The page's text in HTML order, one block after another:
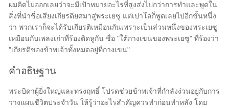
ผมคิดไม่ออกเลยว่าจะมีเป้าหมายอะไรที่สูงส่งไปกว่าการทำและพูดใน
สิ่งที่นำชื่อเสียงเกียรติยศมาสู่พระเยซู แต่เปาโลก็พูดเลยไปอีกขั้นหนึ่ง
ว่า พวกเราก็จะได้รับเกียรติเหมือนกันเพราะเป็นส่วนหนึ่งของพระเยซู
เหมือนกับเพลงเก่าที่ร้องติดหูกัน ชื่อ "ใต้กางเขนของพระเยซู" ที่ร้องว่า
"เกียรติของข้าพเจ้าทั้งหมดอยู่ที่กางเขน"
คำอธิษฐาน
พระบิดาผู้ยิ่งใหญ่และทรงฤทธิ์ โปรดช่วยข้าพเจ้าที่กำลังง่วนอยู่กับการ
วางแผนชีวิตประจำวัน ให้รู้ว่าอะไรสำคัญควรทำก่อนทำหลัง โดย